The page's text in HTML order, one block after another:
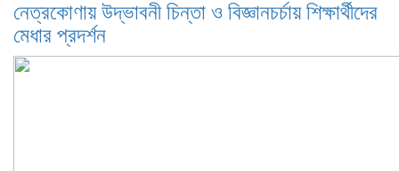
নেত্রকোণায় উদ্ভাবনী চিন্তা ও বিজ্ঞানচর্চায় শিক্ষার্থীদের
মেধার প্রদর্শন